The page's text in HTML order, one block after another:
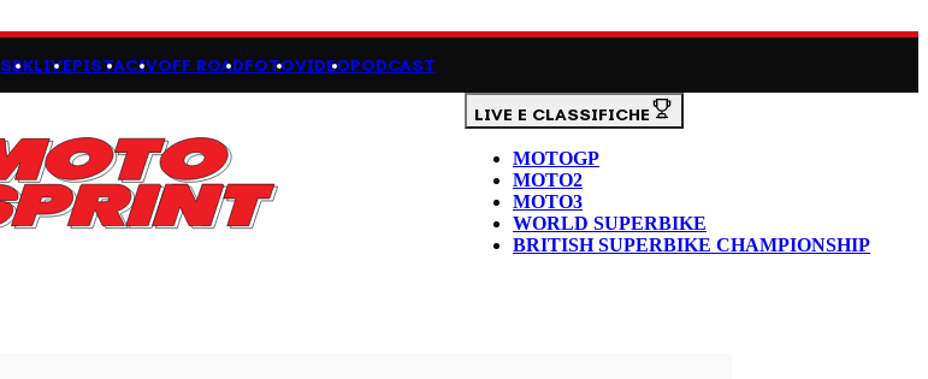
SBKLIVEPISTACIVOFF ROADFOTOVIDEOPODCAST
LIVE E CLASSIFICHE
MOTOGP
MOTO2
MOTO3
WORLD SUPERBIKE
BRITISH SUPERBIKE CHAMPIONSHIP